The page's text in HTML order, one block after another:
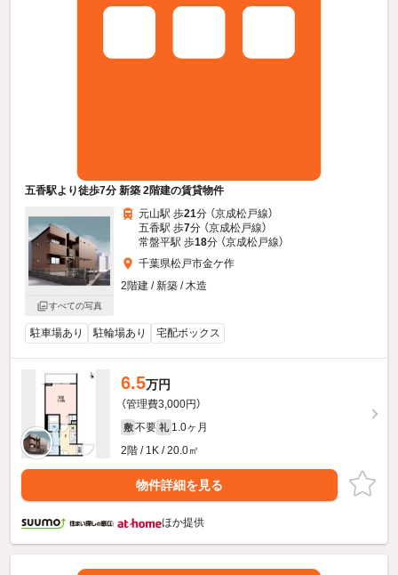
五香駅より徒歩7分 新築 2階建の賃貸物件
すべての写真
元山駅 歩21分 （京成松戸線）
五香駅 歩7分 （京成松戸線）
常盤平駅 歩18分 （京成松戸線）
千葉県松戸市金ケ作
2階建 / 新築 / 木造
駐車場あり 駐輪場あり 宅配ボックス
6.5万円
（管理費3,000円）
敷 不要 礼 1.0ヶ月
2階 / 1K / 20.0㎡
物件詳細を見る
ほか提供